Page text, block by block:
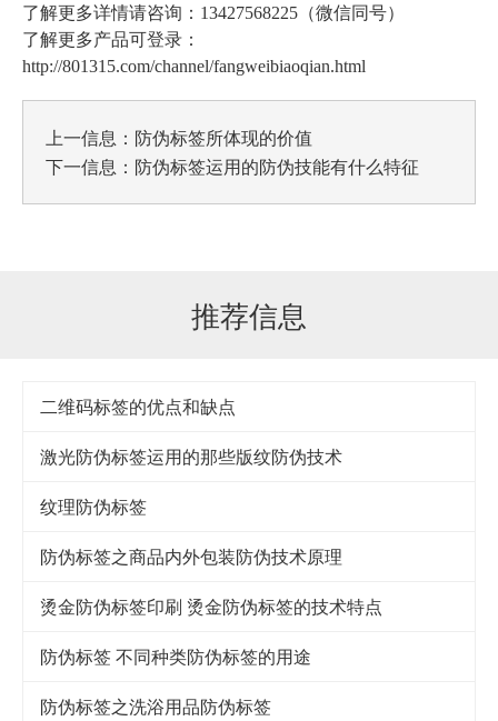
了解更多详情请咨询：13427568225（微信同号）
了解更多产品可登录：
http://801315.com/channel/fangweibiaoqian.html
上一信息： 防伪标签所体现的价值
下一信息： 防伪标签运用的防伪技能有什么特征
推荐信息
二维码标签的优点和缺点
激光防伪标签运用的那些版纹防伪技术
纹理防伪标签
防伪标签之商品内外包装防伪技术原理
烫金防伪标签印刷 烫金防伪标签的技术特点
防伪标签 不同种类防伪标签的用途
防伪标签之洗浴用品防伪标签